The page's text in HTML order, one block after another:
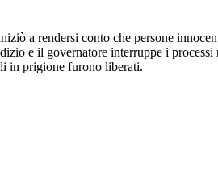
a rendersi conto che persone
e il governatore interruppe i processi
in prigione furono liberati.